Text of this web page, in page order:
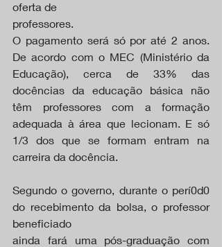
oferta de
professores.
O pagamento será só por até 2 anos.
De acordo com o MEC (Ministério da
Educação), cerca de 33% das
docências da educação básica não
têm professores com a formação
adequada à área que lecionam. E só
1/3 dos que se formam entram na
carreira da docência.
Segundo o governo, durante o perí0d0
do recebimento da bolsa, o professor
beneficiado
ainda fará uma pós-graduação com